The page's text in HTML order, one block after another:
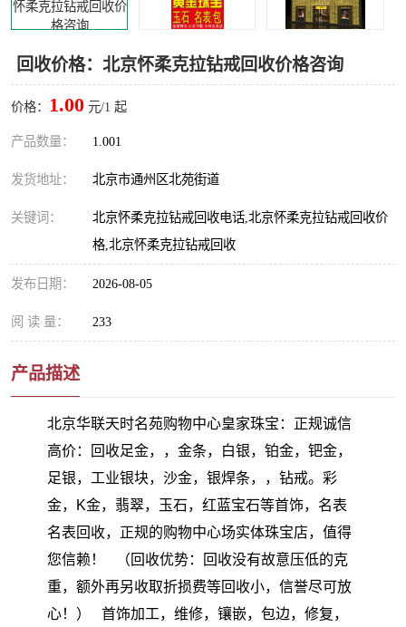
回收价格：北京怀柔克拉钻戒回收价格咨询
价格： 1.00 元/1 起
产品数量： 1.001
发货地址： 北京市通州区北苑街道
关键词：
北京怀柔克拉钻戒回收电话,北京怀柔克拉钻戒回收价
格,北京怀柔克拉钻戒回收
发布日期： 2026-08-05
阅 读 量： 233
产品描述
北京华联天时名苑购物中心皇家珠宝：正规诚信
高价：回收足金，，金条，白银，铂金，钯金，
足银，工业银块，沙金，银焊条，，钻戒。彩
金，K金，翡翠，玉石，红蓝宝石等首饰，名表
名表回收，正规的购物中心场实体珠宝店，值得
您信赖！ （回收优势：回收没有故意压低的克
重，额外再另收取折损费等回收小，信誉尽可放
心！） 首饰加工，维修，镶嵌，包边，修复，